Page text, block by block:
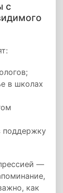
с
в школах
поддержку
—
как